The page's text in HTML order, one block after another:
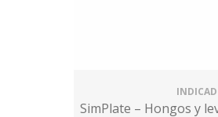
SimPlate – Hongos y